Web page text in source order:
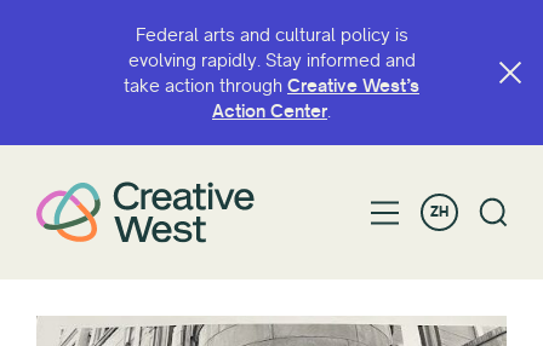
Federal arts and cultural policy is
evolving rapidly. Stay informed and
take action through Creative West’s
Action Center.
ZH